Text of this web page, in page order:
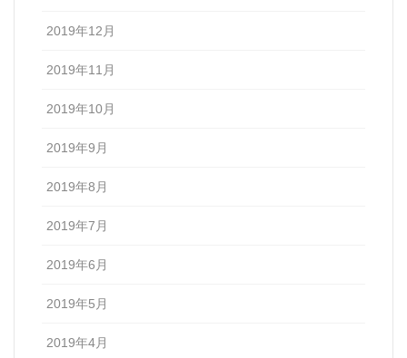
2019年12月
2019年11月
2019年10月
2019年9月
2019年8月
2019年7月
2019年6月
2019年5月
2019年4月